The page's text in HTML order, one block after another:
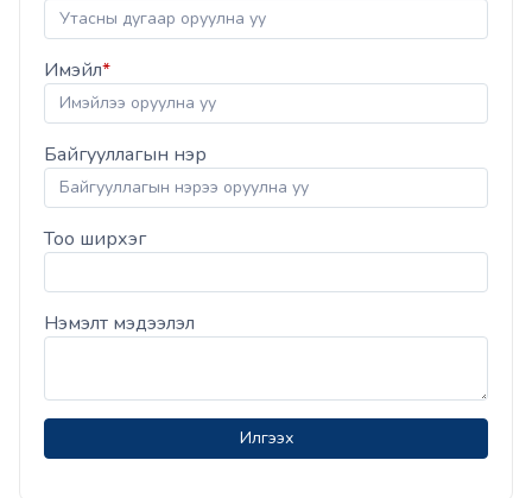
Имэйл*
Байгууллагын нэр
Тоо ширхэг
Нэмэлт мэдээлэл
Илгээх